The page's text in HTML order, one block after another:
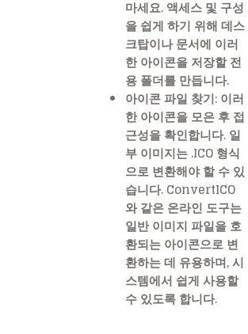
마세요. 액세스 및 구성
을 쉽게 하기 위해 데스
크탑이나 문서에 이러
한 아이콘을 저장할 전
용 폴더를 만듭니다.
아이콘 파일 찾기: 이러
한 아이콘을 모은 후 접
근성을 확인합니다. 일
부 이미지는 .ICO 형식
으로 변환해야 할 수 있
습니다. ConvertICO
와 같은 온라인 도구는
일반 이미지 파일을 호
환되는 아이콘으로 변
환하는 데 유용하며, 시
스템에서 쉽게 사용할
수 있도록 합니다.